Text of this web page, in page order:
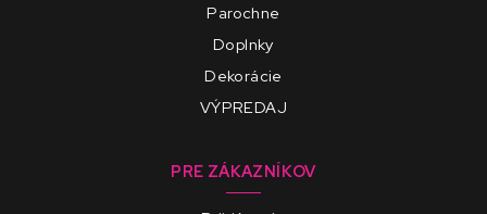
Parochne
Doplnky
Dekorácie
VÝPREDAJ
PRE ZÁKAZNÍKOV